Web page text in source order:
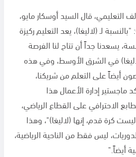
التعليمي، قال السيد أوسكار مايو،
"بالنسبة لـ (لاليغا)، يعد التعليم ركيزة
يسعدنا جداً أن تتاح لنا الفرصة
في الشرق الأوسط، وفي هذه
أيضاً على التعلم من شريكنا،
إدارة الأعمال هذا
الاحترافي على القطاع الرياضي،
كرة قدم، إنها (لاليغا)"، وهذا
ليس فقط من الناحية الرياضية،
أيضاً."